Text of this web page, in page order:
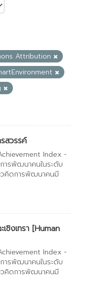
Attribution
สวรรค์
Index -
ารพัฒนาคนในระดับ
วคิดการพัฒนาคนมี
ชิงเทรา [Human
Index -
ารพัฒนาคนในระดับ
วคิดการพัฒนาคนมี